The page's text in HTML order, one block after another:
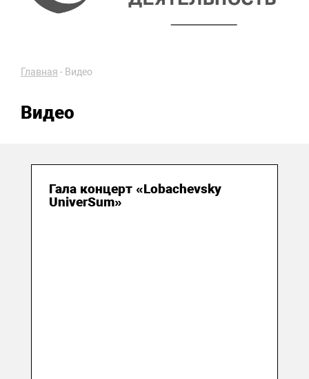
Главная - Видео
Видео
Гала концерт «Lobachevsky
UniverSum»